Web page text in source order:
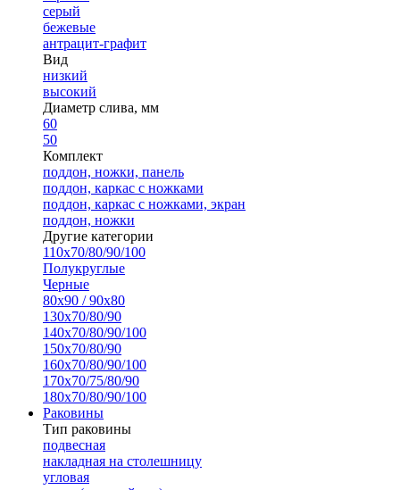
серый
бежевые
антрацит-графит
Вид
низкий
высокий
Диаметр слива, мм
60
50
Комплект
поддон, ножки, панель
поддон, каркас с ножками
поддон, каркас с ножками, экран
поддон, ножки
Другие категории
110х70/80/90/100
Полукруглые
Черные
80х90 / 90х80
130х70/80/90
140х70/80/90/100
150х70/80/90
160х70/80/90/100
170х70/75/80/90
180х70/80/90/100
Раковины
Тип раковины
подвесная
накладная на столешницу
угловая